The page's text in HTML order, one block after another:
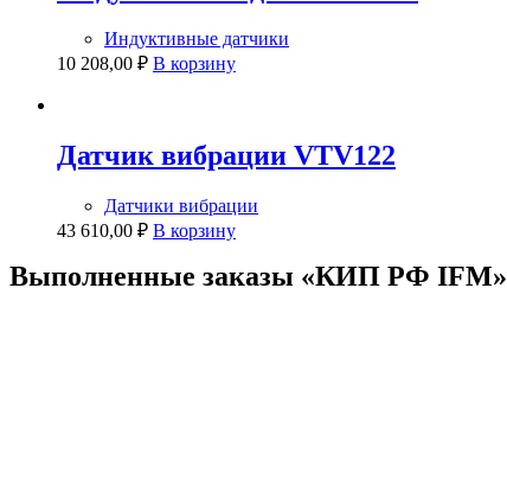
Индуктивные датчики
10 208,00 ₽ В корзину
Датчик вибрации VTV122
Датчики вибрации
43 610,00 ₽ В корзину
Выполненные заказы​ «КИП РФ IFM»